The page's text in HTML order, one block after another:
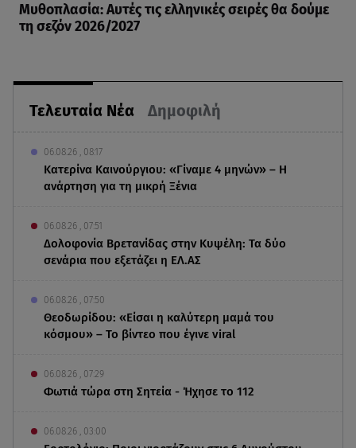
Τελευταία Νέα Δημοφιλή
06.08.26 , 08:17
Κατερίνα Καινούργιου: «Γίναμε 4 μηνών» – Η
ανάρτηση για τη μικρή Ξένια
06.08.26 , 07:51
Δολοφονία Βρετανίδας στην Κυψέλη: Τα δύο
σενάρια που εξετάζει η ΕΛ.ΑΣ
06.08.26 , 07:50
Θεοδωρίδου: «Είσαι η καλύτερη μαμά του
κόσμου» – Το βίντεο που έγινε viral
06.08.26 , 07:29
Φωτιά τώρα στη Σητεία - Ήχησε το 112
06.08.26 , 03:00
Μυθοπλασία: Αυτές τις ελληνικές σειρές θα δούμε
τη σεζόν 2026/2027